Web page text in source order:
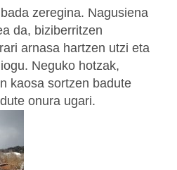
zeregina. Nagusiena
da, biziberritzen
arnasa hartzen utzi eta
Neguko hotzak,
kaosa sortzen badute
onura ugari.